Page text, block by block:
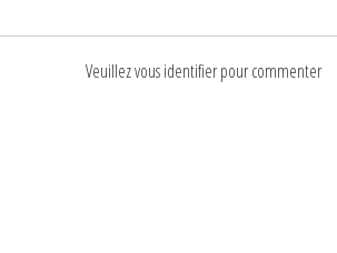
Veuillez vous identifier pour commenter